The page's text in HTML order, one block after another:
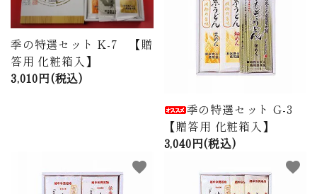
季の特選セット K-7 【贈
答用 化粧箱入】
3,010円(税込)
季の特選セット G-3
【贈答用 化粧箱入】
3,040円(税込)
favorite favorite